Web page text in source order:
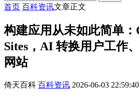
首页 百科资讯文章正文
构建应用从未如此简单
Sites，AI 转换用户工作
网站
倚天百科 百科资讯 2026-06-03 22:59:40